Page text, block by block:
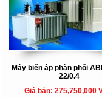
Máy biến áp phân phối
22/0.4
Giá bán: 275,750,000